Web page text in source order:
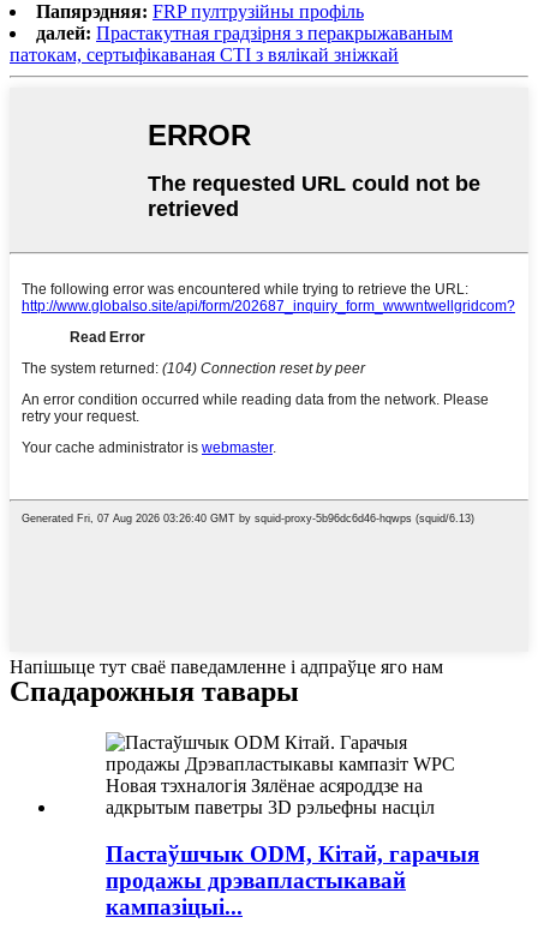
Папярэдняя: FRP пултрузійны профіль
далей: Прастакутная градзірня з перакрыжаваным
патокам, сертыфікаваная CTI з вялікай зніжкай
Напішыце тут сваё паведамленне і адпраўце яго нам
Спадарожныя тавары
Пастаўшчык ODM, Кітай, гарачыя
продажы дрэвапластыкавай
кампазіцыі...